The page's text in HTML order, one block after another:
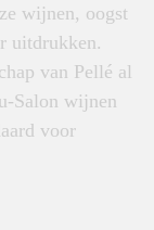
wijnen, oogst
uitdrukken.
van Pellé al
Salon wijnen
voor